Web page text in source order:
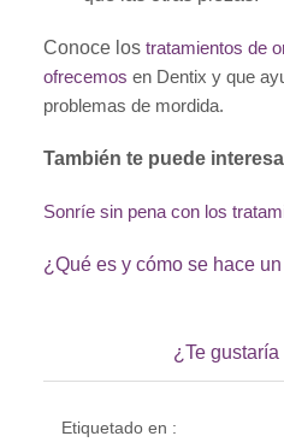
Conoce los tratamientos de
ofrecemos en Dentix y que
problemas de mordida.
También te puede
Sonríe sin pena con los
¿Qué es y cómo se hace
¿Te
Etiquetado en :